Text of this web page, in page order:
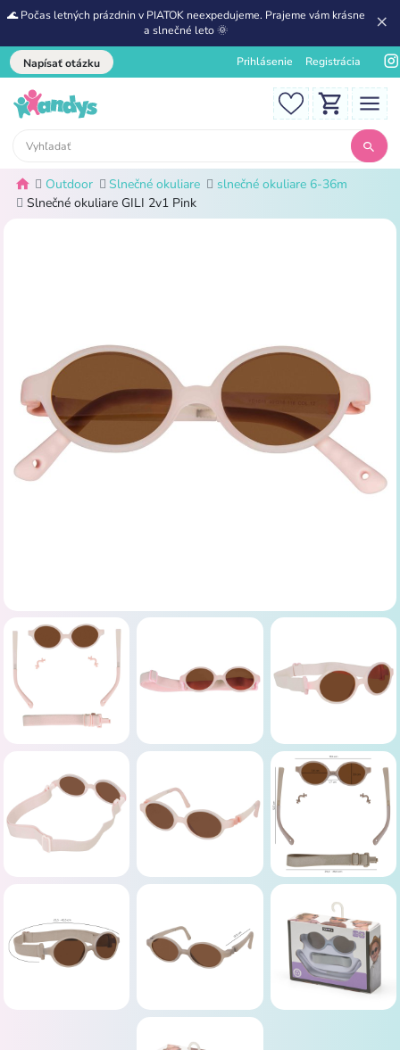
🌊 Počas letných prázdnin v PIATOK neexpedujeme. Prajeme vám krásne
a slnečné leto 🌞
Napísať otázku Prihlásenie Registrácia
Outdoor Slnečné okuliare
slnečné okuliare 6-36m
Slnečné okuliare GILI 2v1 Pink